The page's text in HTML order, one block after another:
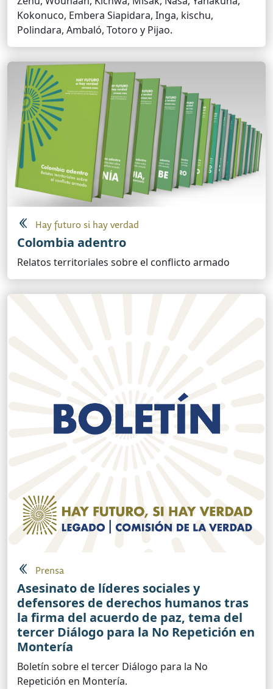
Kokonuco, Embera Siapidara, Inga, kischu,
Polindara, Ambaló, Totoro y Pijao.
Hay futuro si hay verdad
Colombia adentro
Relatos territoriales sobre el conflicto armado
Prensa
Asesinato de líderes sociales y
defensores de derechos humanos tras
la firma del acuerdo de paz, tema del
tercer Diálogo para la No Repetición en
Montería
Boletín sobre el tercer Diálogo para la No
Repetición en Montería.